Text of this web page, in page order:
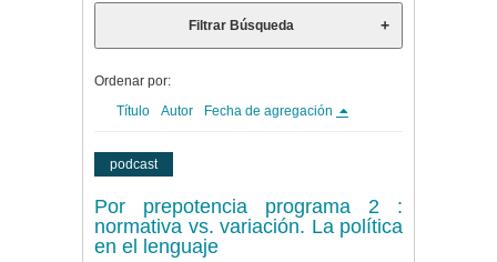
Filtrar Búsqueda
Ordenar por:
Título
Autor Fecha de agregación
podcast
Por prepotencia programa 2 :
normativa vs. variación. La política
en el lenguaje